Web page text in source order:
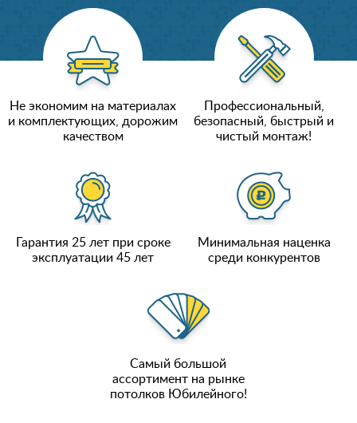
Не экономим на материалах
и комплектующих, дорожим
качеством
Профессиональный,
безопасный, быстрый и
чистый монтаж!
Гарантия 25 лет при сроке
эксплуатации 45 лет
Минимальная наценка
среди конкурентов
Самый большой
ассортимент на рынке
потолков Юбилейного!